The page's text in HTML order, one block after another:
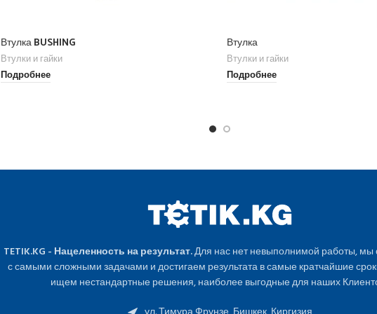
Втулка BUSHING
Втулки и гайки
Подробнее
Втулка
Втулки и гайки
Подробнее
TETIK.KG - Нацеленность на результат.Для нас нет невыполнимой работы, мы
с самыми сложными задачами и достигаем результата в самые кратчайшие
ищем нестандартные решения, наиболее выгодные для наших